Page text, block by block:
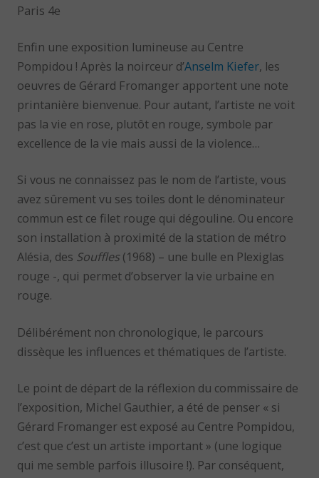
Paris 4e
Enfin une exposition lumineuse au Centre
Pompidou ! Après la noirceur d’Anselm Kiefer, les
oeuvres de Gérard Fromanger apportent une note
printanière bienvenue. Pour autant, l’artiste ne voit
pas la vie en rose, plutôt en rouge, symbole par
excellence de la vie mais aussi de la violence…
Si vous ne connaissez pas le nom de l’artiste, vous
avez sûrement vu ses toiles dont le dénominateur
commun est ce filet rouge qui dégouline. Ou encore
son installation à proximité de la station de métro
Alésia, des Souffles (1968) – une bulle en Plexiglas
rouge -, qui permet d’observer la vie urbaine en
rouge.
Délibérément non chronologique, le parcours
dissèque les influences et thématiques de l’artiste.
Le point de départ de la réflexion du commissaire de
l’exposition, Michel Gauthier, a été de penser « si
Gérard Fromanger est exposé au Centre Pompidou,
c’est que c’est un artiste important » (une logique
qui me semble parfois illusoire !). Par conséquent,